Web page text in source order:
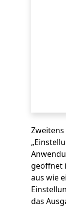
geöffnet
aus wie
das